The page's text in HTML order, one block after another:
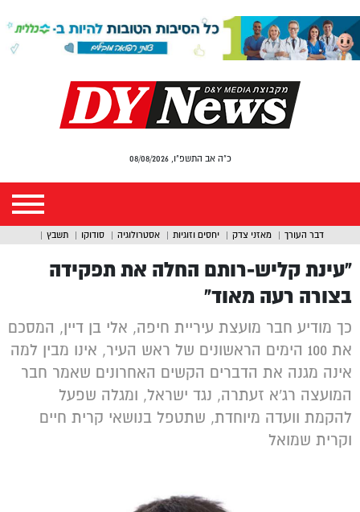
כ"ה אב התשפ"ו, 08/08/2026
דבר העורך מאזני צדק יחסים וזוגיות אסטרולוגיה סודוקו תשבץ
“עינת קליש-רותם החלה את תפקידה
בצורה רעה מאוד”
כך מודיע חבר מועצת עיריית חיפה, אלי בן דיין, המסכם
את 100 הימים הראשונים של ראש העיר, אינו מבין למה
אינה מגנה את הדברים הקשים האחרונים שאמר חבר
המועצה רג'א זעתרה, נגד ישראל, ומגלה שפעל
להקמת וועדה מיוחדת, שתטפל בנושאי קרית חיים
וקרית שמואל